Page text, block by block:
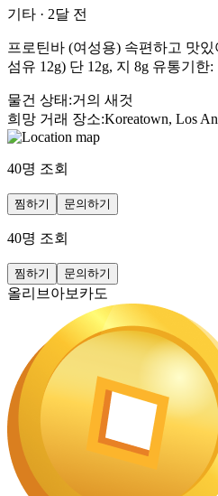
기타 · 2달 전
프로틴바 (여성용) 속편하고 맛있
섬유 12g) 단 12g, 지 8g 유통기한:
물건 상태 :거의 새것
희망 거래 장소:Koreatown, Los
40명 조회
찜하기 문의하기
40명 조회
찜하기 문의하기
올리브아보카도